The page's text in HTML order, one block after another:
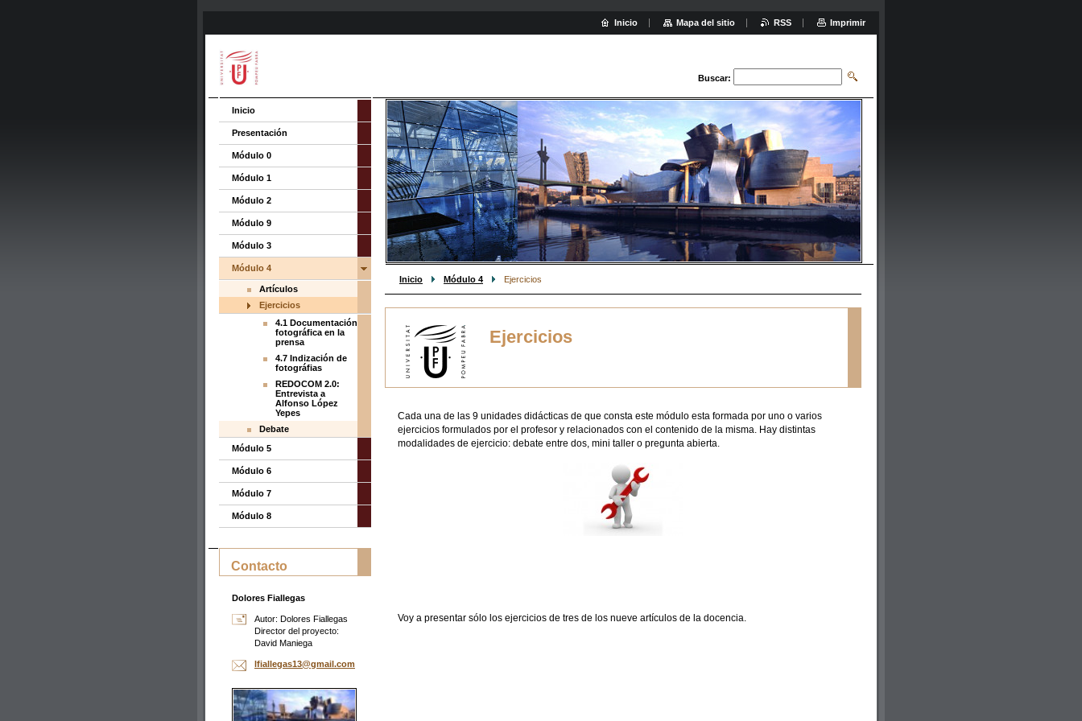
Buscar:
Inicio Módulo 4 Ejercicios
Ejercicios
Cada una de las 9 unidades didácticas de que consta este módulo esta formada por uno o varios
ejercicios formulados por el profesor y relacionados con el contenido de la misma. Hay distintas
modalidades de ejercicio: debate entre dos, mini taller o pregunta abierta.
Voy a presentar sólo los ejercicios de tres de los nueve artículos de la docencia.
Inicio
Presentación
Módulo 0
Módulo 1
Módulo 2
Módulo 9
Módulo 3
Módulo 4
Artículos
Ejercicios
4.1 Documentación
fotográfica en la
prensa
4.7 Indización de
fotográfias
REDOCOM 2.0:
Entrevista a
Alfonso López
Yepes
Debate
Módulo 5
Módulo 6
Módulo 7
Módulo 8
Contacto
Dolores Fiallegas
Autor: Dolores Fiallegas
Director del proyecto:
David Maniega
lfiallegas13@gmail.com
Inicio Mapa del sitio RSS Imprimir